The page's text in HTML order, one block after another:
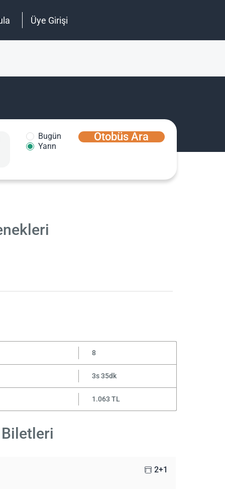
Üye Girişi
Bugün
Yarın
Otobüs Ara
8
3s 35dk
1.063 TL
Biletleri
2+1